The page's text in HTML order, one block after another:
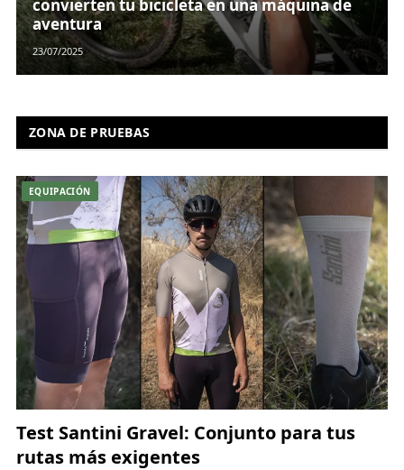
convierten tu bicicleta en una máquina de
aventura
23/07/2025
ZONA DE PRUEBAS
EQUIPACIÓN
Test Santini Gravel: Conjunto para tus
rutas más exigentes